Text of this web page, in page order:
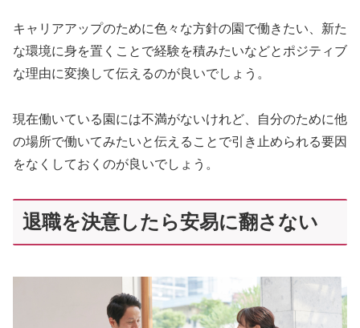
キャリアアップのために色々な方針の園で働きたい、新た
な環境に身を置くことで経験を積みたいなどとポジティブ
な理由に変換して伝えるのが良いでしょう。
現在働いている園には不満がないけれど、自分のために他
の場所で働いてみたいと伝えることで引き止められる要因
をなくしておくのが良いでしょう。
退職を決意したら安易に翻さない